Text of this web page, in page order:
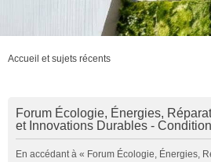
Accueil et sujets récents
Forum Écologie, Énergies,
et Innovations Durables -
En accédant à « Forum Écologie, Énergies,